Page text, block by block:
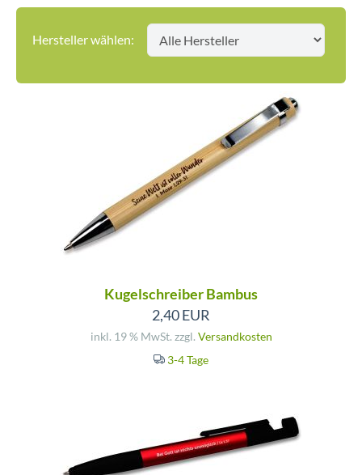
Hersteller wählen:
Kugelschreiber Bambus
2,40 EUR
inkl. 19 % MwSt. zzgl. Versandkosten
3-4 Tage